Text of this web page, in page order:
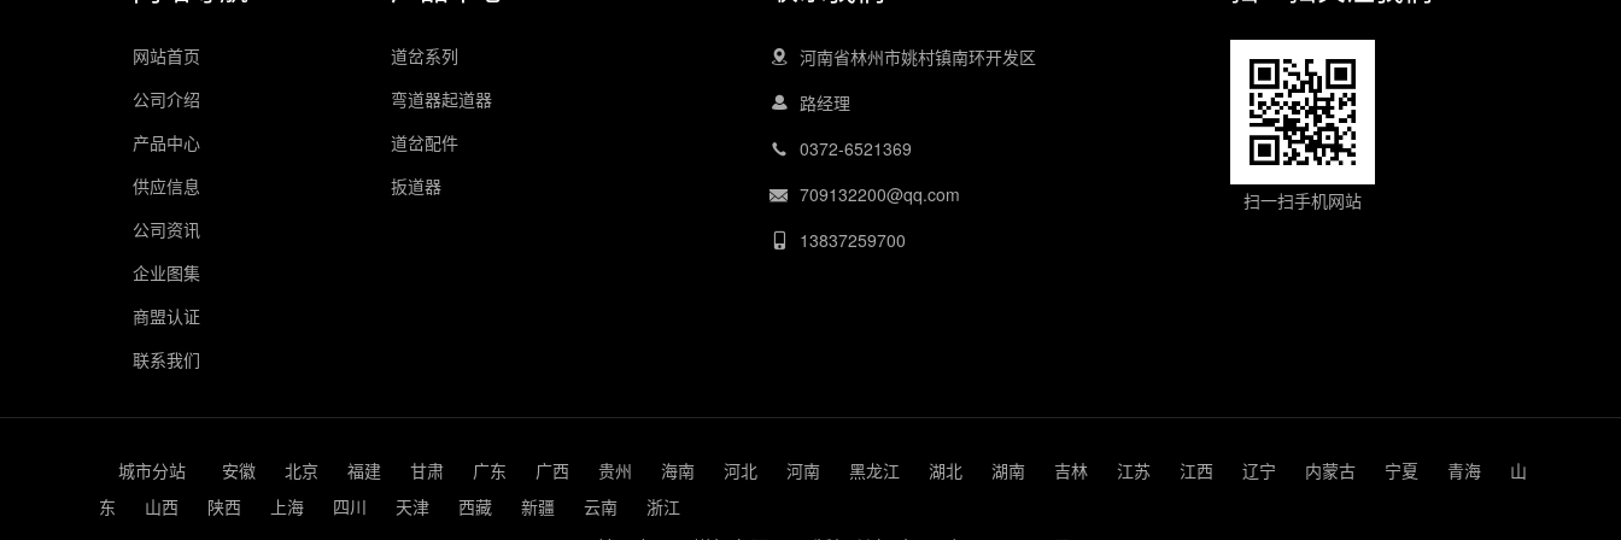
网站首页
公司介绍
产品中心
供应信息
公司资讯
企业图集
商盟认证
联系我们
道岔系列
弯道器起道器
道岔配件
扳道器
河南省林州市姚村镇南环开发区
路经理
0372-6521369
709132200@qq.com
13837259700
扫一扫手机网站
城市分站 安徽 北京 福建 甘肃 广东 广西 贵州 海南 河北 河南 黑龙江 湖北 湖南 吉林 江苏 江西 辽宁 内蒙古 宁夏 青海
山
东
山西 陕西 上海 四川 天津 西藏 新疆 云南 浙江